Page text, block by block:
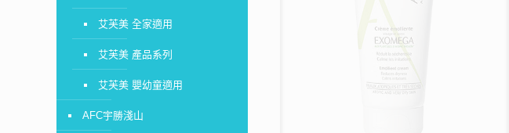
艾芙美 全家適用
艾芙美 產品系列
艾芙美 嬰幼童適用
AFC宇勝淺山